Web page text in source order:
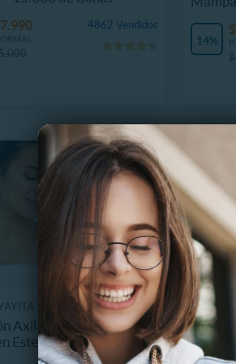
4862 Vendidos
14%
Axilas+ Bozo+Perfilado
Estetica Yayita